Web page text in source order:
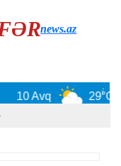
news.az
10 Avq 29°C